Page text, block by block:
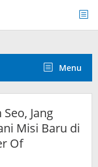
Menu
Jang
Misi Baru di
Of